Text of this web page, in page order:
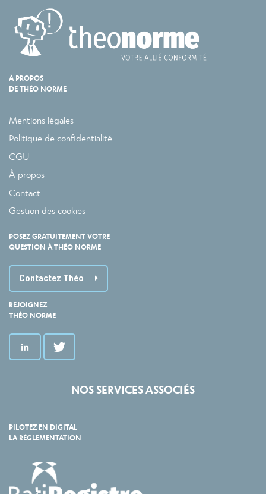
À PROPOS
DE THÉO NORME
Mentions légales
Politique de confidentialité
CGU
À propos
Contact
Gestion des cookies
POSEZ GRATUITEMENT VOTRE
QUESTION À THÉO NORME
Contactez Théo
REJOIGNEZ
THÉO NORME
NOS SERVICES ASSOCIÉS
PILOTEZ EN DIGITAL
LA RÉGLEMENTATION